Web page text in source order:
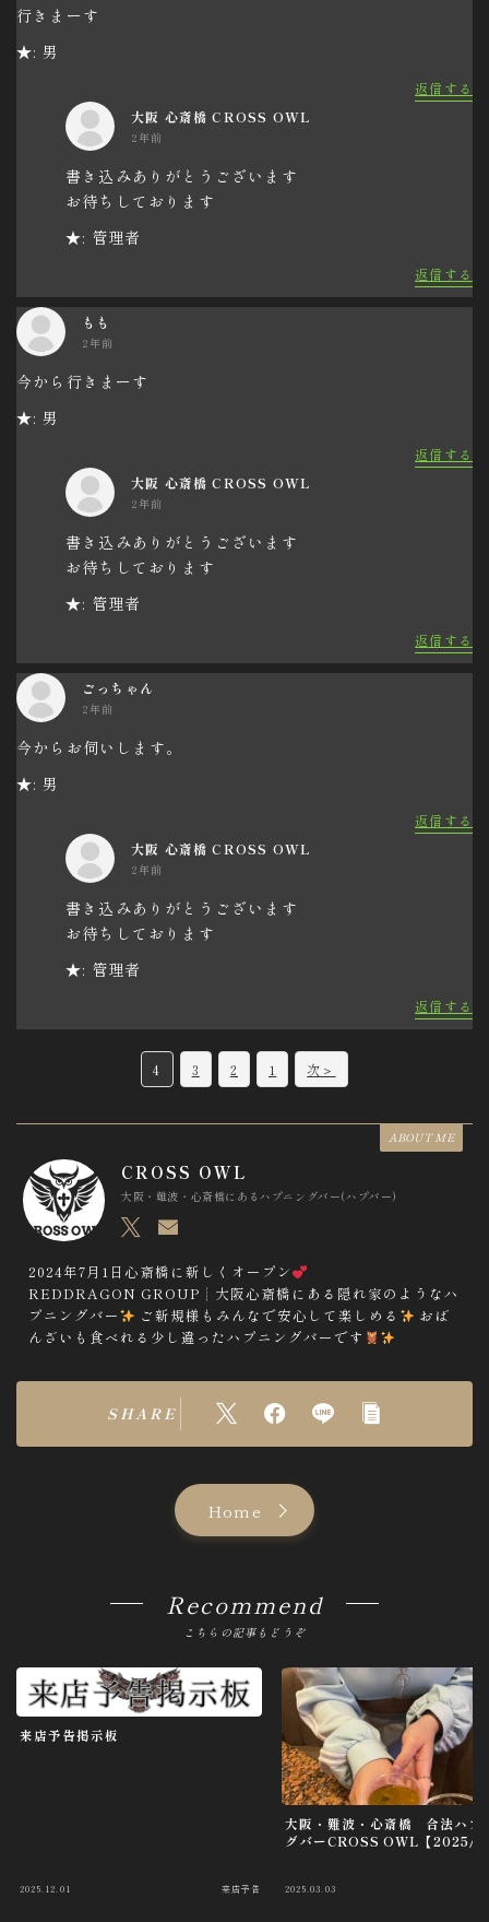
行きまーす
★: 男
返信する
大阪 心斎橋 CROSS OWL
2年前
書き込みありがとうございます
お待ちしております
★: 管理者
返信する
もも
2年前
今から行きまーす
★: 男
返信する
大阪 心斎橋 CROSS OWL
2年前
書き込みありがとうございます
お待ちしております
★: 管理者
返信する
ごっちゃん
2年前
今からお伺いします。
★: 男
返信する
大阪 心斎橋 CROSS OWL
2年前
書き込みありがとうございます
お待ちしております
★: 管理者
返信する
m
m
e
n
g
4 3 2 1 次＞
ABOUT ME
CROSS OWL
大阪・難波・心斎橋にあるハプニングバー(ハプバー)
2024年7月1日心斎橋に新しくオープン
REDDRAGON GROUP┊︎大阪心斎橋にある隠れ家のようなハ
プニングバー
ご新規様もみんなで安心して楽しめる
おば
んざいも食べれる少し違ったハプニングバーです
SHARE
Home
Recommend
こちらの記事もどうぞ
来店予告掲示板
2025.12.01 来店予告
大阪・難波・心斎橋 合法ハプ
グバーCROSS OWL【2025/3
2025.03.03